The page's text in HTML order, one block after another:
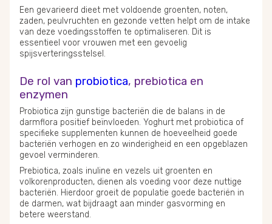
Een gevarieerd dieet met voldoende groenten, noten,
zaden, peulvruchten en gezonde vetten helpt om de intake
van deze voedingsstoffen te optimaliseren. Dit is
essentieel voor vrouwen met een gevoelig
spijsverteringsstelsel.
De rol van probiotica, prebiotica en
enzymen
Probiotica zijn gunstige bacteriën die de balans in de
darmflora positief beïnvloeden. Yoghurt met probiotica of
specifieke supplementen kunnen de hoeveelheid goede
bacteriën verhogen en zo winderigheid en een opgeblazen
gevoel verminderen.
Prebiotica, zoals inuline en vezels uit groenten en
volkorenproducten, dienen als voeding voor deze nuttige
bacteriën. Hierdoor groeit de populatie goede bacteriën in
de darmen, wat bijdraagt aan minder gasvorming en
betere weerstand.